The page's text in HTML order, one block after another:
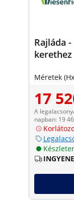
Rajláda
kerethez
Méretek
17
A
napban: 19